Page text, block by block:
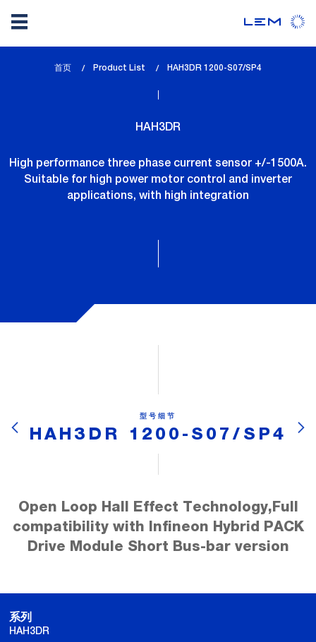
首页 Product List
lem_current_page
HAH3DR 1200-S07/SP4
HAH3DR
High performance three phase current sensor +/-1500A.
Suitable for high power motor control and inverter
applications, with high integration
型号细节
HAH3DR 1200-S07/SP4
Open Loop Hall Effect Technology,Full
compatibility with Infineon Hybrid PACK
Drive Module Short Bus-bar version
系列
HAH3DR